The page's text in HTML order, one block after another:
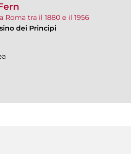
tra il 1880 e il 1956
dei Principi